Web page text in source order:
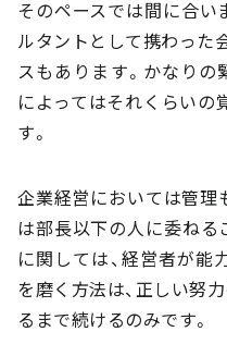
そのペースでは間に合い
ルタントとして携わった
スもあります。かなりの
によってはそれくらいの
す。
企業経営においては管理
は部長以下の人に委ねる
に関しては、経営者が能
を磨く方法は、正しい努
るまで続けるのみです。